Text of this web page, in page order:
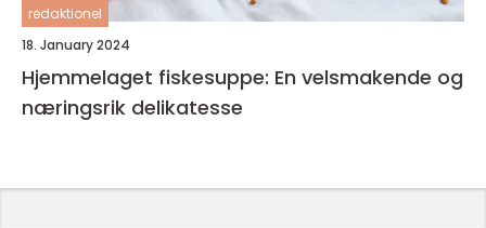
redaktionel
18. January 2024
Hjemmelaget fiskesuppe: En velsmakende og
næringsrik delikatesse